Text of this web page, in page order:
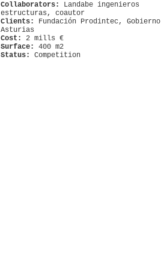
Collaborators: Landabe ingenieros
estructuras, coautor
Clients: Fundación Prodintec,
Asturias
Cost: 2 mills €
Surface: 400 m2
Status: Competition